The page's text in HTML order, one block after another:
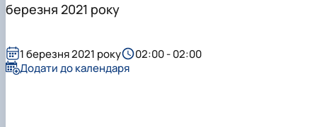
діагностики хвороб тварин"
Керівник гуртка
Звіт гуртка
Фотогалерея
Список гуртківців
Студентський науковий гурток "Внутрішніх
Керівник гуртка
План роботи гуртка
Звіт гуртка
березня 2021 року
1 березня 2021 року
02:00 - 02:00
Додати до календаря